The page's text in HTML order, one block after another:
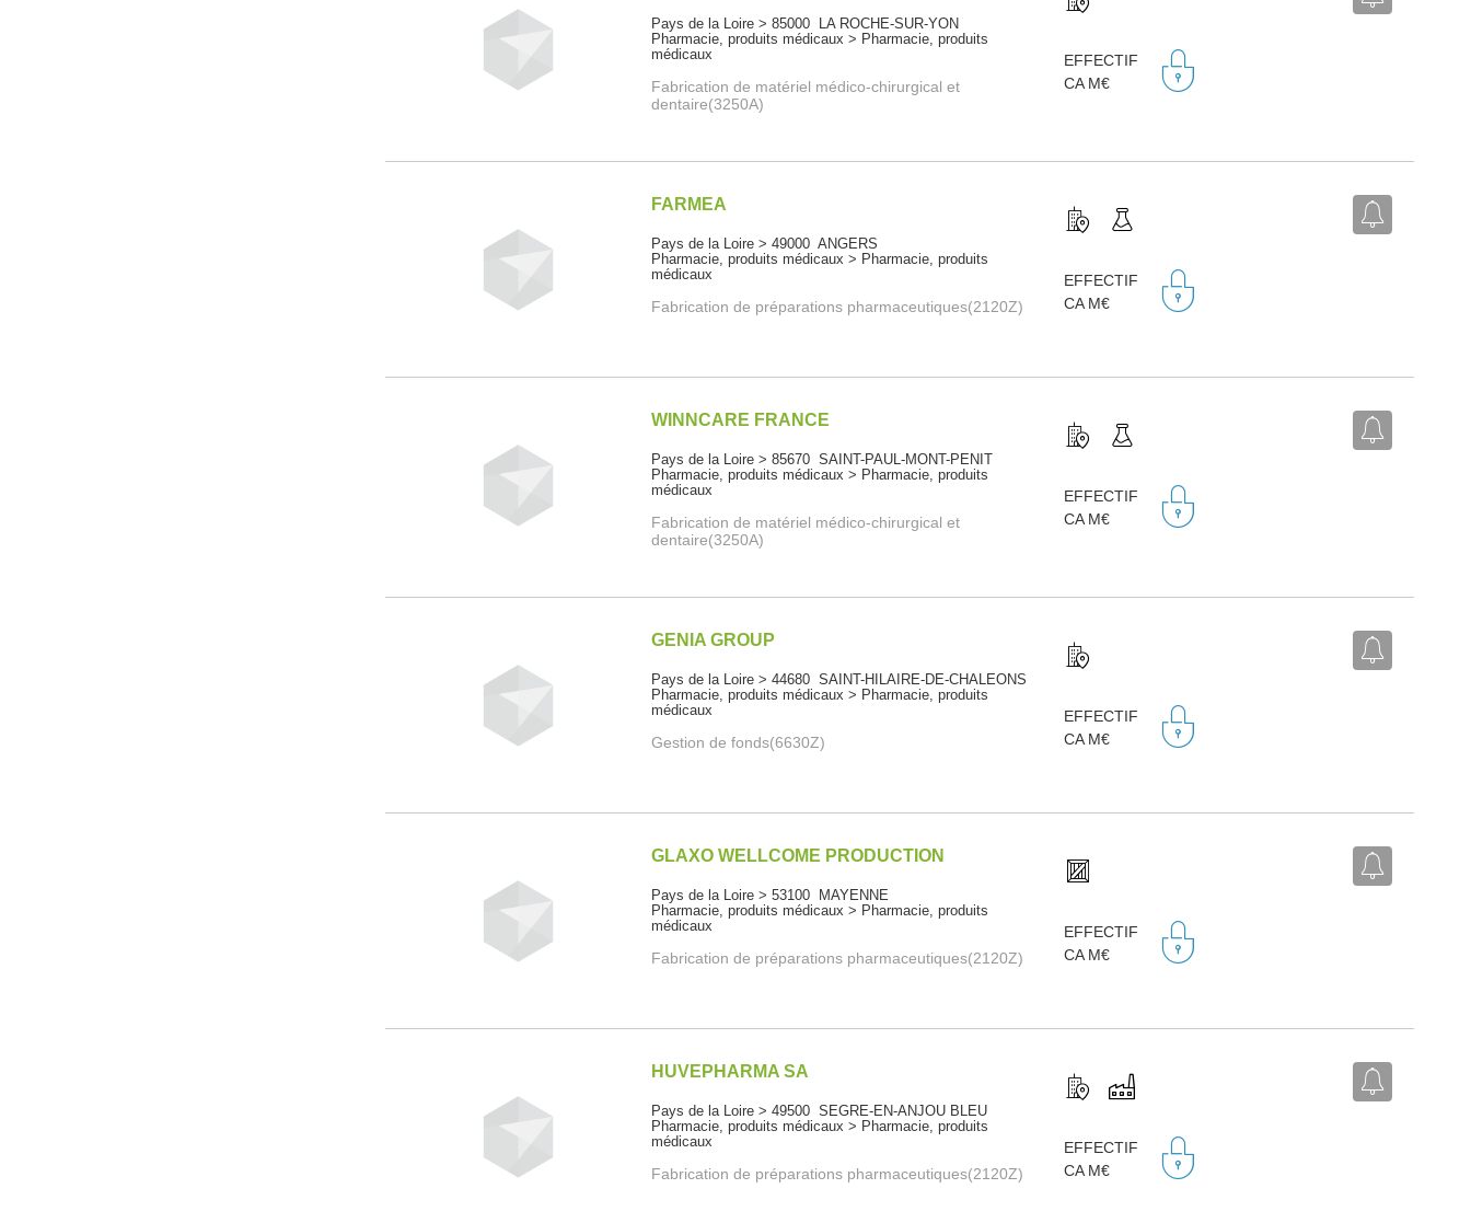
Pays de la Loire > 85000 LA ROCHE-SUR-YON
Pharmacie, produits médicaux > Pharmacie, produits
médicaux
Fabrication de matériel médico-chirurgical et
dentaire(3250A)
EFFECTIF
CA M€
FARMEA
Pays de la Loire > 49000 ANGERS
Pharmacie, produits médicaux > Pharmacie, produits
médicaux
Fabrication de préparations pharmaceutiques(2120Z)
EFFECTIF
CA M€
WINNCARE FRANCE
Pays de la Loire > 85670 SAINT-PAUL-MONT-PENIT
Pharmacie, produits médicaux > Pharmacie, produits
médicaux
Fabrication de matériel médico-chirurgical et
dentaire(3250A)
EFFECTIF
CA M€
GENIA GROUP
Pays de la Loire > 44680 SAINT-HILAIRE-DE-CHALEONS
Pharmacie, produits médicaux > Pharmacie, produits
médicaux
Gestion de fonds(6630Z)
EFFECTIF
CA M€
GLAXO WELLCOME PRODUCTION
Pays de la Loire > 53100 MAYENNE
Pharmacie, produits médicaux > Pharmacie, produits
médicaux
Fabrication de préparations pharmaceutiques(2120Z)
EFFECTIF
CA M€
HUVEPHARMA SA
Pays de la Loire > 49500 SEGRE-EN-ANJOU BLEU
Pharmacie, produits médicaux > Pharmacie, produits
médicaux
Fabrication de préparations pharmaceutiques(2120Z)
EFFECTIF
CA M€